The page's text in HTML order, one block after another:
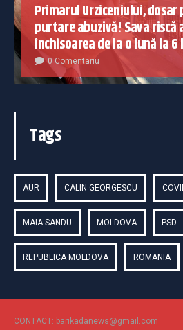
Primarul Urziceniului,
purtare abuzivă! Sava riscă
închisoarea de la o lună la 6
0 Comentariu
Tags
AUR CALIN GEORGESCU
MAIA SANDU MOLDOVA PSD
REPUBLICA MOLDOVA ROMANIA
CONTACT: barikadanews@gmail.com